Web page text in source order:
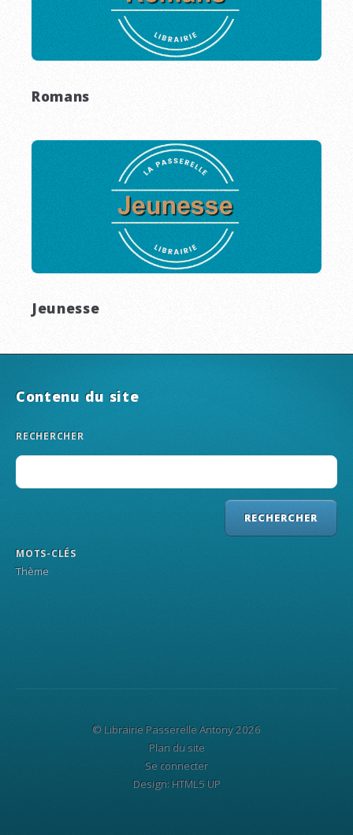
Romans
Jeunesse
Contenu du site
RECHERCHER
MOTS-CLÉS
Thème
© Librairie Passerelle Antony 2026
Plan du site
Se connecter
Design: HTML5 UP